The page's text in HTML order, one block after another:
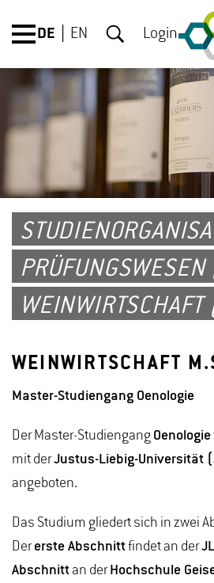
DE EN Login
WEINWIRTSCHAFT
Master-Studiengang Oenologie
Der Master-Studiengang Oenologie
mit derJustus-Liebig-Universität
angeboten.
Das Studium gliedert sich in zwei
Dererste Abschnitt findet an der
Abschnitt an derHochschule